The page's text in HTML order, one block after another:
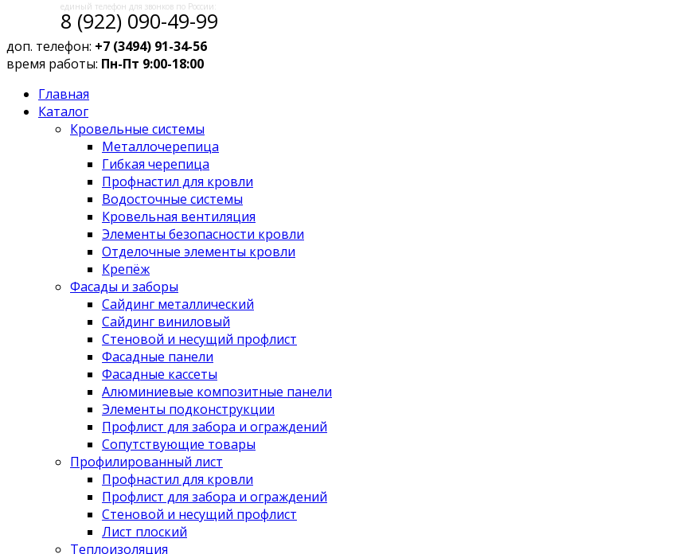
единый телефон для звонков по России:
8 (922) 090-49-99
доп. телефон: +7 (3494) 91-34-56
время работы: Пн-Пт 9:00-18:00
Главная
Каталог
Кровельные системы
Металлочерепица
Гибкая черепица
Профнастил для кровли
Водосточные системы
Кровельная вентиляция
Элементы безопасности кровли
Отделочные элементы кровли
Крепёж
Фасады и заборы
Сайдинг металлический
Сайдинг виниловый
Стеновой и несущий профлист
Фасадные панели
Фасадные кассеты
Алюминиевые композитные панели
Элементы подконструкции
Профлист для забора и ограждений
Сопутствующие товары
Профилированный лист
Профнастил для кровли
Профлист для забора и ограждений
Стеновой и несущий профлист
Лист плоский
Теплоизоляция